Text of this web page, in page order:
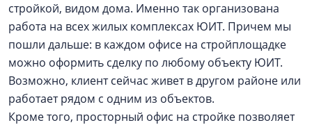
стройкой, видом дома. Именно так организована
работа на всех жилых комплексах ЮИТ. Причем мы
пошли дальше: в каждом офисе на стройплощадке
можно оформить сделку по любому объекту ЮИТ.
Возможно, клиент сейчас живет в другом районе или
работает рядом с одним из объектов.
Кроме того, просторный офис на стройке позволяет